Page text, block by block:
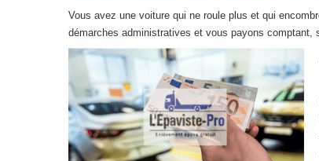
Vous avez une voiture qui ne roule plus et qui
démarches administratives et vous payons comptant,